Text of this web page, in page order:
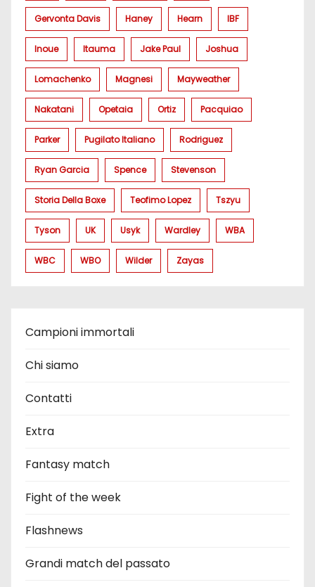
Gervonta Davis Haney Hearn IBF
Inoue Itauma Jake Paul Joshua
Lomachenko Magnesi Mayweather
Nakatani Opetaia Ortiz Pacquiao
Parker Pugilato Italiano Rodriguez
Ryan Garcia Spence Stevenson
Storia Della Boxe Teofimo Lopez Tszyu
Tyson UK Usyk Wardley WBA
WBC WBO Wilder Zayas
Campioni immortali
Chi siamo
Contatti
Extra
Fantasy match
Fight of the week
Flashnews
Grandi match del passato